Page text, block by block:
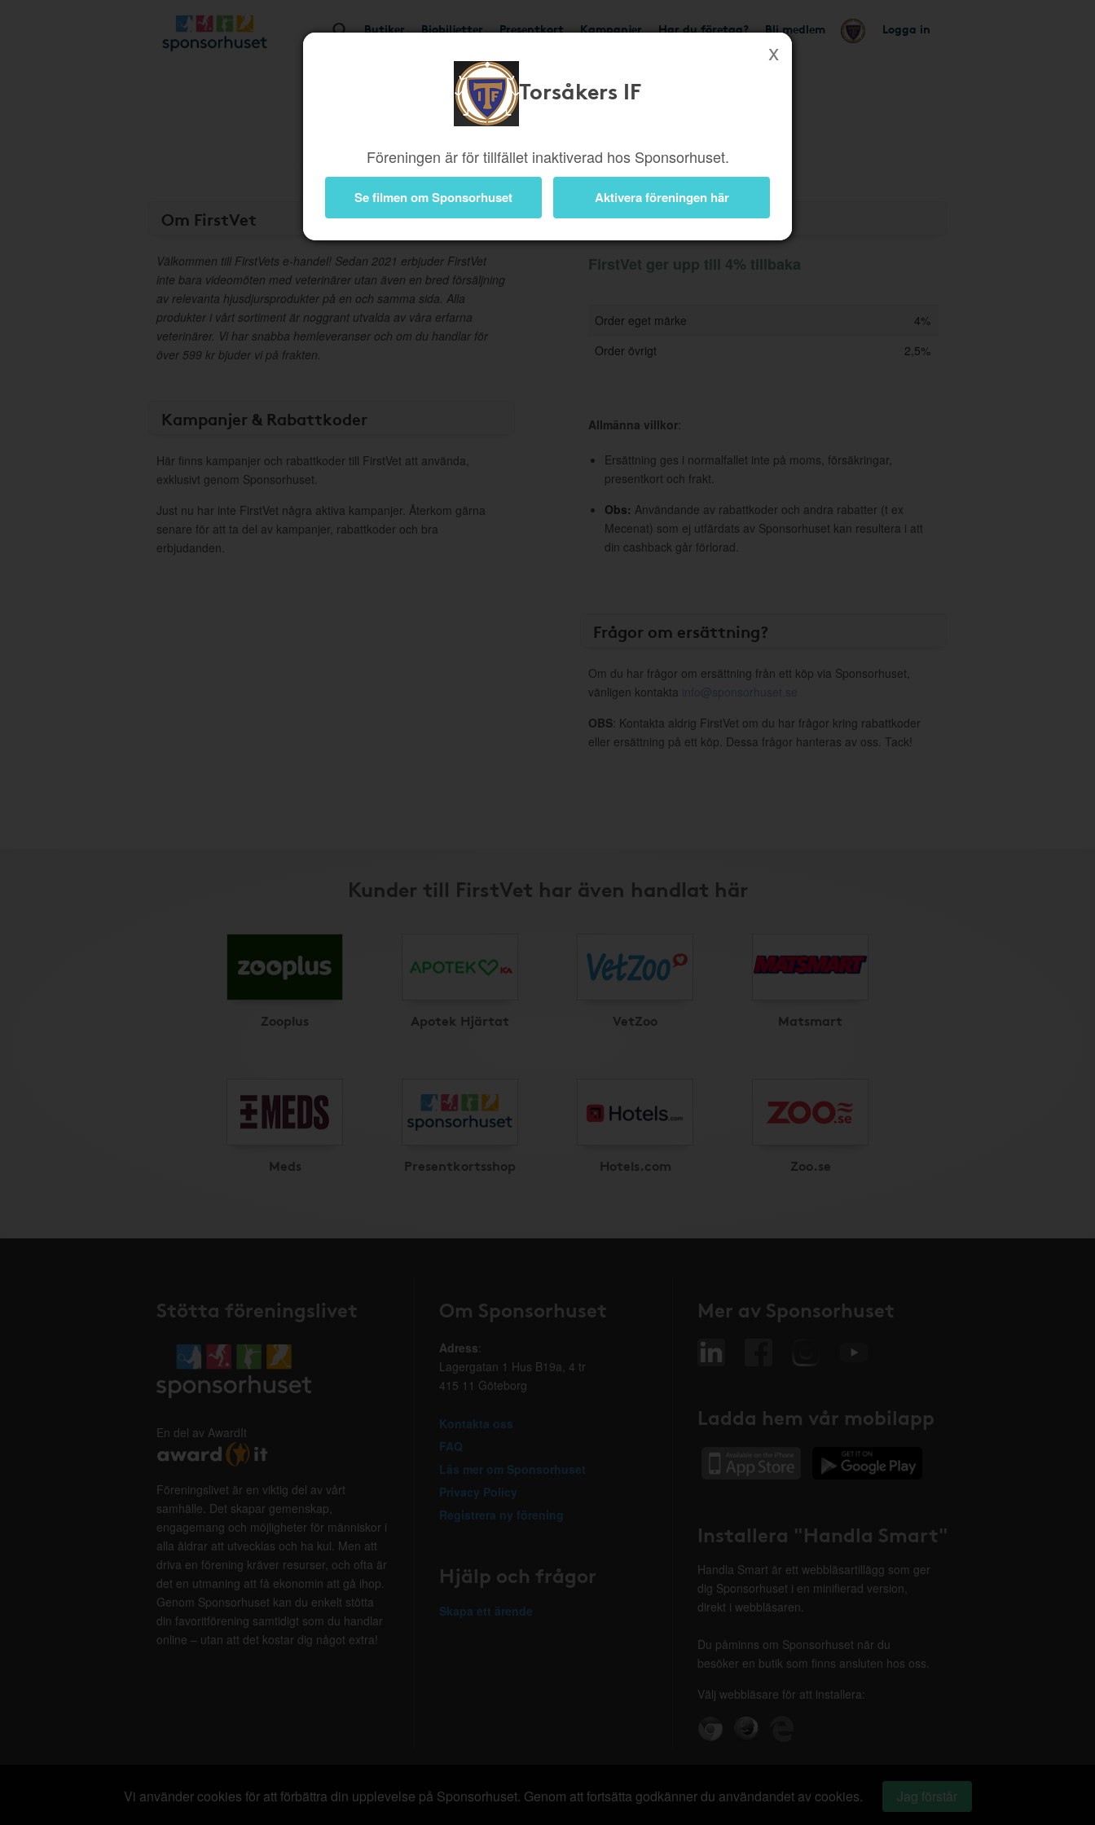
Butiker Biobiljetter Presentkort Kampanjer Har du företag? Bli medlem Logga in
Torsåkers IF
Föreningen är för tillfället inaktiverad hos Sponsorhuset.
Se filmen om Sponsorhuset Aktivera föreningen här
Ger upp till 4%
Om FirstVet
Välkommen till FirstVets e-handel! Sedan 2021 erbjuder FirstVet
inte bara videomöten med veterinärer utan även en bred försäljning
av relevanta hjusdjursprodukter på en och samma sida. Alla
produkter i vårt sortiment är noggrant utvalda av våra erfarna
veterinärer. Vi har snabba hemleveranser och om du handlar för
över 599 kr bjuder vi på frakten.
Kampanjer & Rabattkoder
Här finns kampanjer och rabattkoder till FirstVet att använda,
exklusivt genom Sponsorhuset.
Just nu har inte FirstVet några aktiva kampanjer. Återkom gärna
senare för att ta del av kampanjer, rabattkoder och bra
erbjudanden.
Information
FirstVet ger upp till 4% tillbaka
Order eget märke
4%
Order övrigt
2,5%
Allmänna villkor:
Ersättning ges i normalfallet inte på moms, försäkringar,
presentkort och frakt.
Obs: Användande av rabattkoder och andra rabatter (t ex
Mecenat) som ej utfärdats av Sponsorhuset kan resultera i att
din cashback går förlorad.
Frågor om ersättning?
Om du har frågor om ersättning från ett köp via Sponsorhuset,
vänligen kontakta info@sponsorhuset.se
OBS: Kontakta aldrig FirstVet om du har frågor kring rabattkoder
eller ersättning på ett köp. Dessa frågor hanteras av oss. Tack!
Kunder till FirstVet har även handlat här
Zooplus Apotek Hjärtat VetZoo Matsmart
Meds Presentkortsshop Hotels.com Zoo.se
Stötta föreningslivet
En del av AwardIt
Föreningslivet är en viktig del av vårt
samhälle. Det skapar gemenskap,
engagemang och möjligheter för människor i
alla åldrar att utvecklas och ha kul. Men att
driva en förening kräver resurser, och ofta är
det en utmaning att få ekonomin att gå ihop.
Genom Sponsorhuset kan du enkelt stötta
din favoritförening samtidigt som du handlar
online – utan att det kostar dig något extra!
Om Sponsorhuset
Adress:
Lagergatan 1 Hus B19a, 4 tr
415 11 Göteborg
Kontakta oss
FAQ
Läs mer om Sponsorhuset
Privacy Policy
Registrera ny förening
Hjälp och frågor
Skapa ett ärende
Mer av Sponsorhuset
Ladda hem vår mobilapp
Installera "Handla Smart"
Handla Smart är ett webbläsartillägg som ger
dig Sponsorhuset i en minifierad version,
direkt i webbläsaren.
Du påminns om Sponsorhuset när du
besöker en butik som finns ansluten hos oss.
Välj webbläsare för att installera:
Vi använder cookies för att förbättra din upplevelse på Sponsorhuset. Genom att fortsätta godkänner du användandet av cookies. Jag förstår